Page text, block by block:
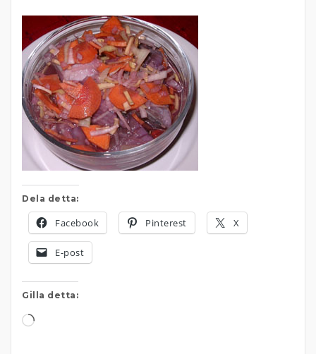
Dela detta:
Facebook Pinterest X
E-post
Gilla detta:
Laddar